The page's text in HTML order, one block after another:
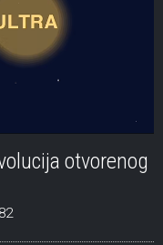
otvorenog